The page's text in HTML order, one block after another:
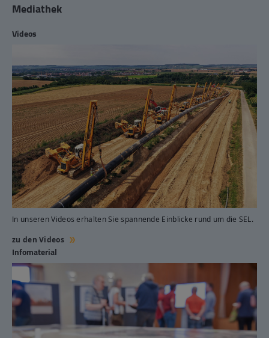
Mediathek
Videos
In unseren Videos erhalten Sie spannende Einblicke rund um die SEL.
zu den Videos
Infomaterial